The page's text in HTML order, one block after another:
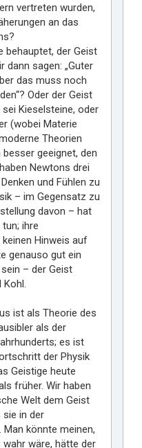
vertreten wurden,
an das
behauptet, der Geist
dann sagen: „Guter
das muss noch
Oder der Geist
Kieselsteine, oder
(wobei Materie
Theorien
geeignet, den
Newtons drei
und Fühlen zu
– im Gegensatz zu
davon – hat
ihre
Hinweis auf
genauso gut ein
– der Geist
ist als Theorie des
als der
es ist
der Physik
Geistige heute
früher. Wir haben
Welt dem Geist
sie in der
könnte meinen,
wäre, hätte der